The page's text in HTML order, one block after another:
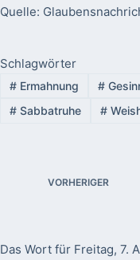
Quelle:
Schlagwörter
#Ermahnung #
#Sabbatruhe #
VORHERIGER
Das Wort für Freitag, 7.